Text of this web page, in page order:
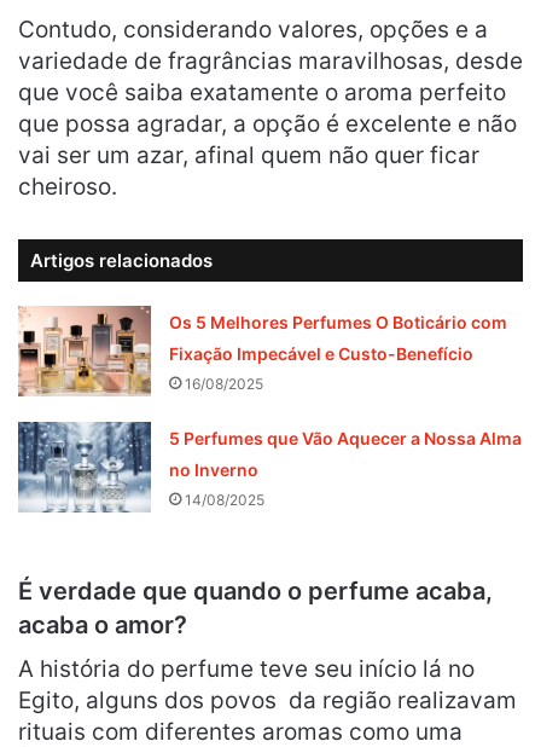
Contudo, considerando valores, opções e a
variedade de fragrâncias maravilhosas, desde
que você saiba exatamente o aroma perfeito
que possa agradar, a opção é excelente e não
vai ser um azar, afinal quem não quer ficar
cheiroso.
Artigos relacionados
Os 5 Melhores Perfumes O Boticário com
Fixação Impecável e Custo-Benefício
16/08/2025
5 Perfumes que Vão Aquecer a Nossa Alma
no Inverno
14/08/2025
É verdade que quando o perfume acaba,
acaba o amor?
A história do perfume teve seu início lá no
Egito, alguns dos povos da região realizavam
rituais com diferentes aromas como uma